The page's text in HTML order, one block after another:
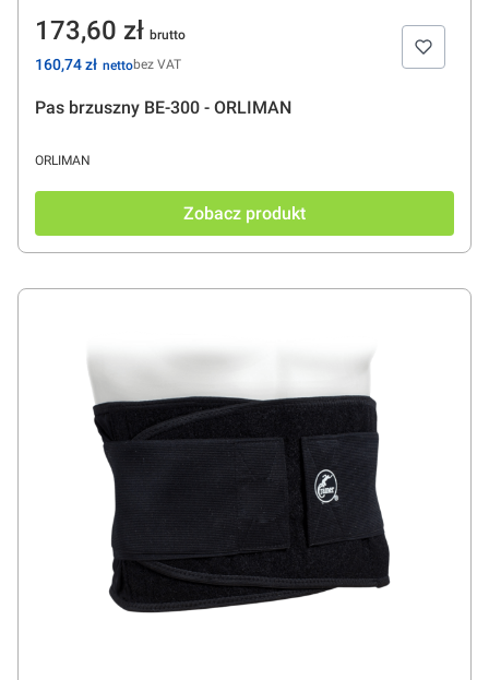
Pas brzuszny BE-300 - ORLIMAN
PRODUCENT
ORLIMAN
Cena
173,60 zł
Cena
160,74 zł bez VAT
Zobacz produkt